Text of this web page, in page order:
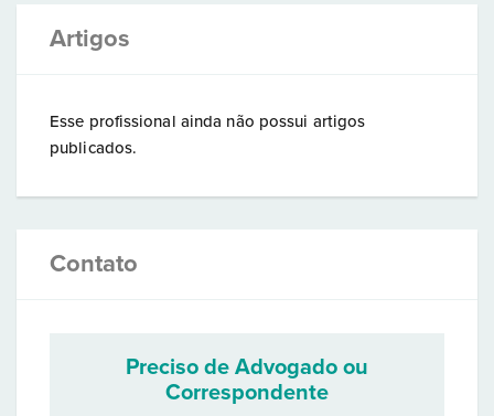
Artigos
Esse profissional ainda não possui artigos
publicados.
Contato
Preciso de Advogado ou
Correspondente